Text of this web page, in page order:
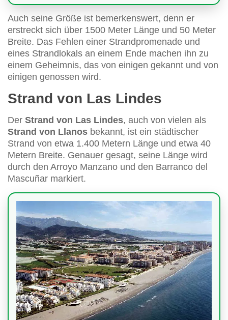
Auch seine Größe ist bemerkenswert, denn er
erstreckt sich über 1500 Meter Länge und 50 Meter
Breite. Das Fehlen einer Strandpromenade und
eines Strandlokals an einem Ende machen ihn zu
einem Geheimnis, das von einigen gekannt und von
einigen genossen wird.
Strand von Las Lindes
Der Strand von Las Lindes, auch von vielen als
Strand von Llanos bekannt, ist ein städtischer
Strand von etwa 1.400 Metern Länge und etwa 40
Metern Breite. Genauer gesagt, seine Länge wird
durch den Arroyo Manzano und den Barranco del
Mascuñar markiert.